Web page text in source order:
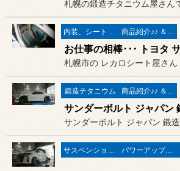
内装、シート、ステアリング 商品紹介♪♪ ＆ ”フィール”からのお知らせ。
札幌市の レカロシート屋さん
鍛造チタニウム 商品紹介♪♪ ＆ ”フィール”からのお知らせ。
サスペンション交換 パワーアップ系 マフラー＆エアークリーナー＆ＥＣＵ